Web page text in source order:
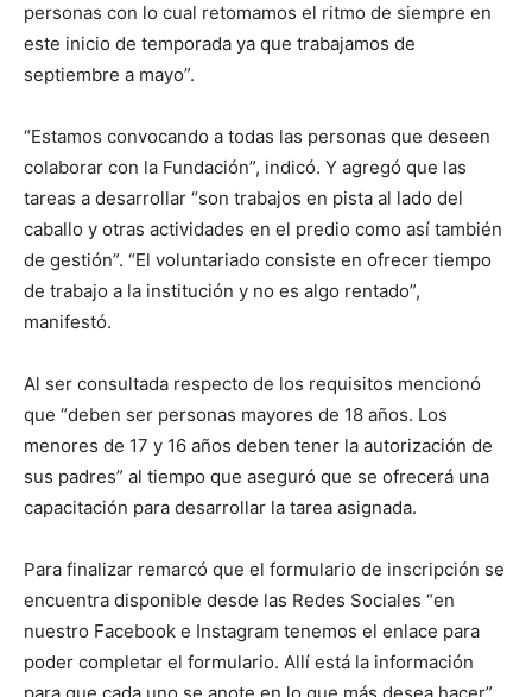
personas con lo cual retomamos el ritmo de siempre en
este inicio de temporada ya que trabajamos de
septiembre a mayo”.
“Estamos convocando a todas las personas que deseen
colaborar con la Fundación”, indicó. Y agregó que las
tareas a desarrollar “son trabajos en pista al lado del
caballo y otras actividades en el predio como así también
de gestión”. “El voluntariado consiste en ofrecer tiempo
de trabajo a la institución y no es algo rentado”,
manifestó.
Al ser consultada respecto de los requisitos mencionó
que “deben ser personas mayores de 18 años. Los
menores de 17 y 16 años deben tener la autorización de
sus padres” al tiempo que aseguró que se ofrecerá una
capacitación para desarrollar la tarea asignada.
Para finalizar remarcó que el formulario de inscripción se
encuentra disponible desde las Redes Sociales “en
nuestro Facebook e Instagram tenemos el enlace para
poder completar el formulario. Allí está la información